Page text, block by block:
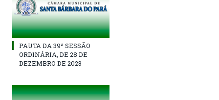
PAUTA DA 39ª SESSÃO
ORDINÁRIA, DE 28 DE
DEZEMBRO DE 2023